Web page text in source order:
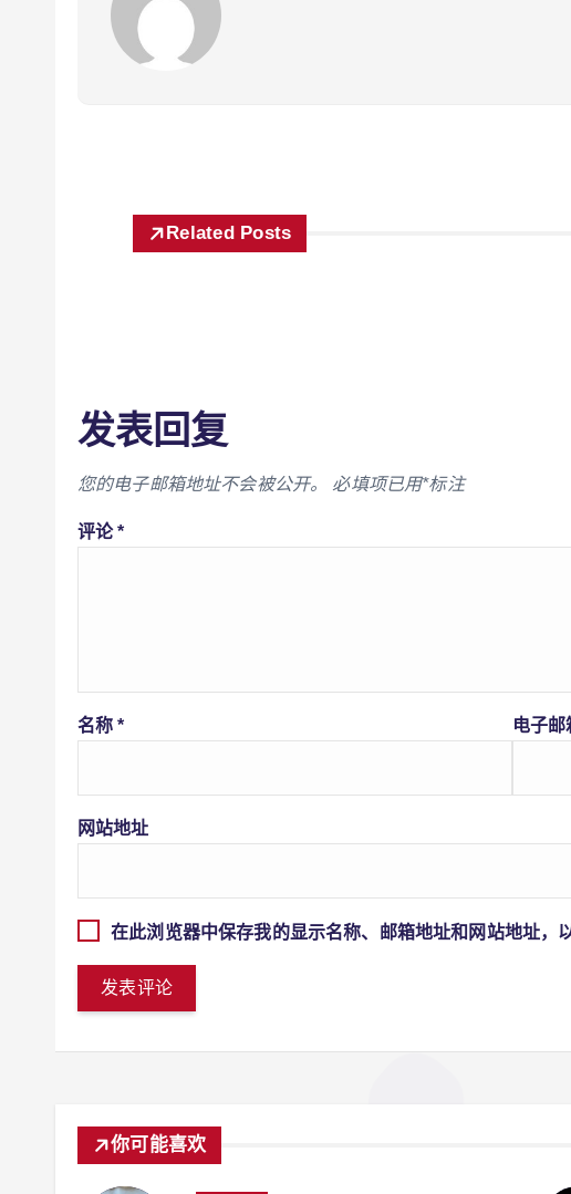
Related Posts
发表回复
您的电子邮箱地址不会被公开。 必填项已用*标注
评论*
名称* 电子
网站地址
在此浏览器中保存我的显示名称、邮箱地址和网站地址，
你可能喜欢